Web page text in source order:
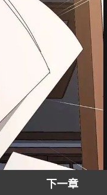
下一章